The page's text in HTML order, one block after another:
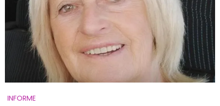
INFORME